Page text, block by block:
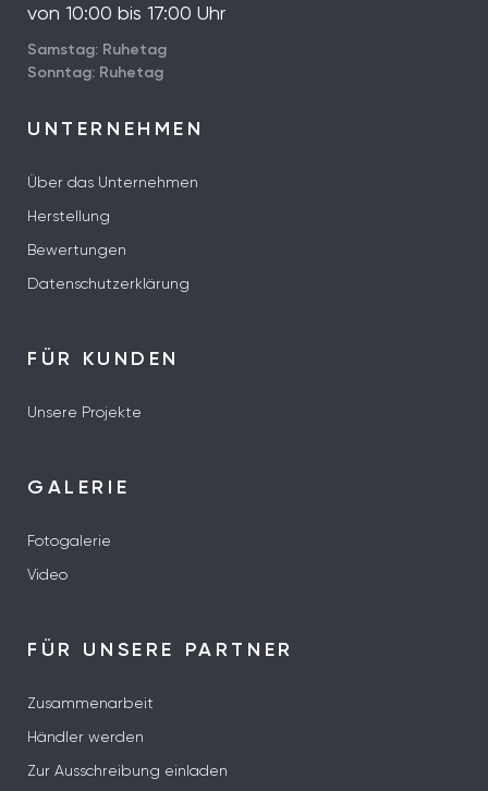
von 10:00 bis 17:00 Uhr
Samstag: Ruhetag
Sonntag: Ruhetag
UNTERNEHMEN
Über das Unternehmen
Herstellung
Bewertungen
Datenschutzerklärung
FÜR KUNDEN
Unsere Projekte
GALERIE
Fotogalerie
Video
FÜR UNSERE PARTNER
Zusammenarbeit
Händler werden
Zur Ausschreibung einladen